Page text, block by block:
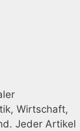
Wirtschaft,
Jeder Artikel